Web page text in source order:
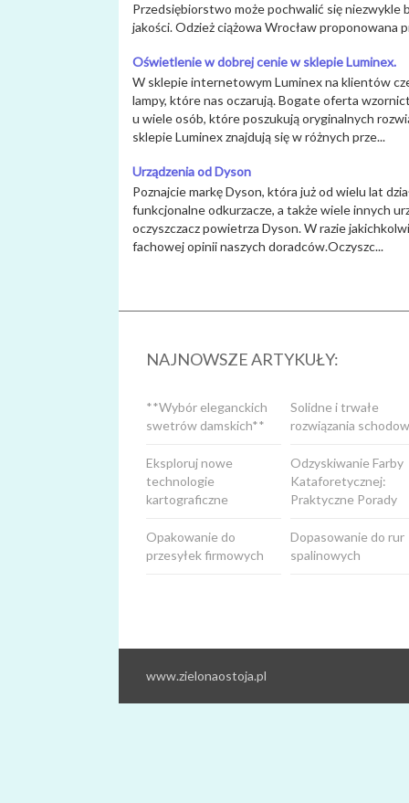
Przedsiębiorstwo może pochwalić się
jakości. Odzież ciążowa Wrocław proponowana
Oświetlenie w dobrej cenie w sklepie Luminex.
W sklepie internetowym Luminex na klientów
lampy, które nas oczarują. Bogate oferta
u wiele osób, które poszukują oryginalnych
sklepie Luminex znajdują się w różnych prze...
Urządzenia od Dyson
Poznajcie markę Dyson, która już od wielu lat
funkcjonalne odkurzacze, a także wiele innych
oczyszczacz powietrza Dyson. W razie
fachowej opinii naszych doradców.Oczyszc...
NAJNOWSZE ARTYKUŁY:
Solidne i trwałe
rozwiązania
**Wybór eleganckich
swetrów damskich**
Odzyskiwanie Farby
Kataforetycznej:
Praktyczne Porady
Eksploruj nowe
technologie
kartograficzne
Dopasowanie do rur
spalinowych
Opakowanie do
przesyłek firmowych
www.zielonaostoja.pl